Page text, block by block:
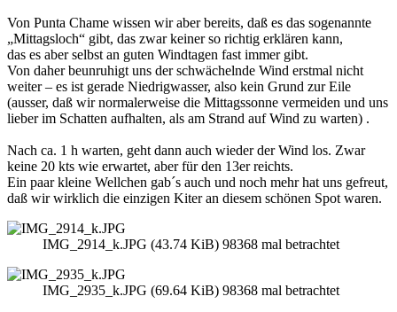
Von Punta Chame wissen wir aber bereits, daß es das sogenannte
„Mittagsloch“ gibt, das zwar keiner so richtig erklären kann,
das es aber selbst an guten Windtagen fast immer gibt.
Von daher beunruhigt uns der schwächelnde Wind erstmal nicht
weiter – es ist gerade Niedrigwasser, also kein Grund zur Eile
(ausser, daß wir normalerweise die Mittagssonne vermeiden und uns
lieber im Schatten aufhalten, als am Strand auf Wind zu warten) .
Nach ca. 1 h warten, geht dann auch wieder der Wind los. Zwar
keine 20 kts wie erwartet, aber für den 13er reichts.
Ein paar kleine Wellchen gab´s auch und noch mehr hat uns gefreut,
daß wir wirklich die einzigen Kiter an diesem schönen Spot waren.
IMG_2914_k.JPG (43.74 KiB) 98368 mal betrachtet
IMG_2935_k.JPG (69.64 KiB) 98368 mal betrachtet